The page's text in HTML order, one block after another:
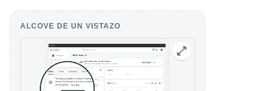
ALCOVE DE UN VISTAZO